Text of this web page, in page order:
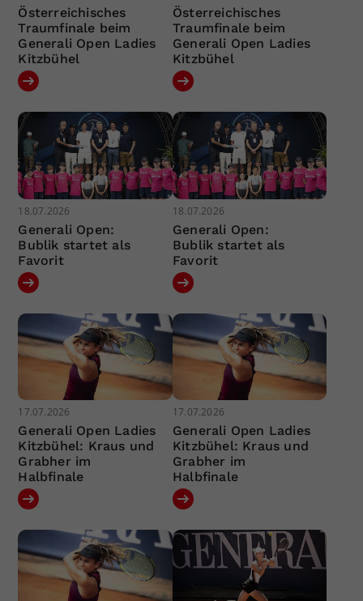
Österreichisches
Traumfinale beim
Generali Open Ladies
Kitzbühel
Österreichisches
Traumfinale beim
Generali Open Ladies
Kitzbühel
18.07.2026
Generali Open:
Bublik startet als
Favorit
18.07.2026
Generali Open:
Bublik startet als
Favorit
17.07.2026
Generali Open Ladies
Kitzbühel: Kraus und
Grabher im
Halbfinale
17.07.2026
Generali Open Ladies
Kitzbühel: Kraus und
Grabher im
Halbfinale